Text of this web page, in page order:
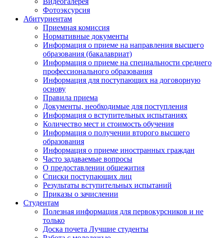
Фотоэксурсия
Абитуриентам
Приемная комиссия
Нормативные документы
Информация о приеме на направления высшего
образования (бакалавриат)
Информация о приеме на специальности среднего
профессионального образования
Информация для поступающих на договорную
основу
Правила приема
Документы, необходимые для поступления
Информация о вступительных испытаниях
Количество мест и стоимость обучения
Информация о получении второго высшего
образования
Информация о приеме иностранных граждан
Часто задаваемые вопросы
О предоставлении общежития
Списки поступающих лиц
Результаты вступительных испытаний
Приказы о зачислении
Студентам
Полезная информация для первокурсников и не
только
Доска почета Лучшие студенты